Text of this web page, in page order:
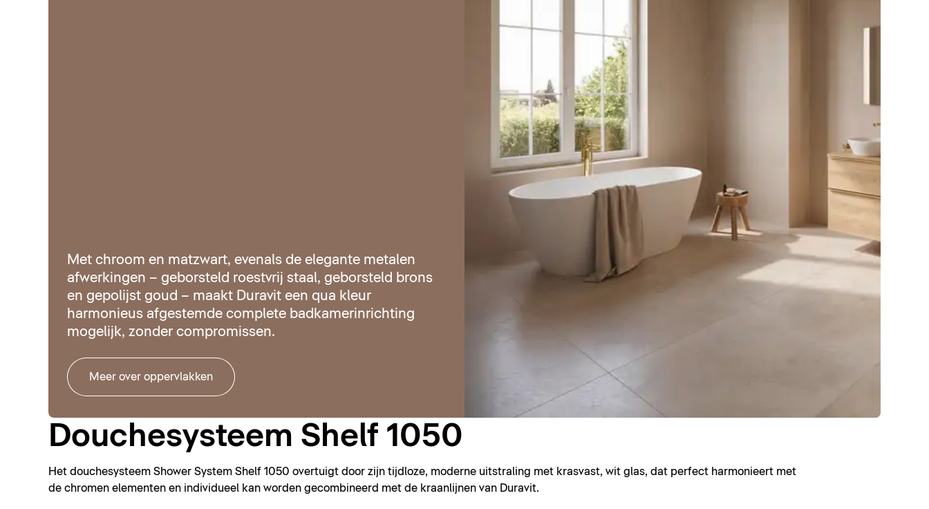
Met chroom en matzwart, evenals de elegante metalen
afwerkingen – geborsteld roestvrij staal, geborsteld brons
en gepolijst goud – maakt Duravit een qua kleur
harmonieus afgestemde complete badkamerinrichting
mogelijk, zonder compromissen.
Meer over oppervlakken
Douchesysteem Shelf 1050
Het douchesysteem Shower System Shelf 1050 overtuigt door zijn tijdloze, moderne uitstraling met krasvast, wit glas, dat perfect harmonieert met
de chromen elementen en individueel kan worden gecombineerd met de kraanlijnen van Duravit.